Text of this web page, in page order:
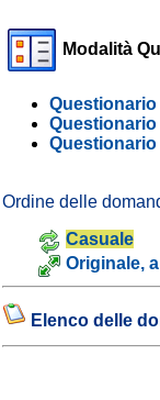
Modalità
Ordine delle
Casuale
Originale,
Elenco delle